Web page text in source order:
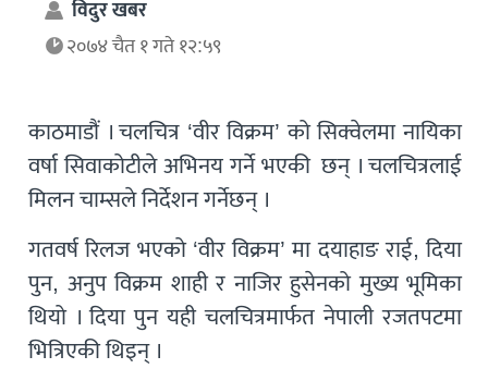
विदुर खबर
२०७४ चैत १ गते १२:५९
काठमाडौं । चलचित्र ‘वीर विक्रम’ को सिक्वेलमा नायिका
वर्षा सिवाकोटीले अभिनय गर्ने भएकी छन् । चलचित्रलाई
मिलन चाम्सले निर्देशन गर्नेछन् ।
गतवर्ष रिलज भएको ‘वीर विक्रम’ मा दयाहाङ राई, दिया
पुन, अनुप विक्रम शाही र नाजिर हुसेनको मुख्य भूमिका
थियो । दिया पुन यही चलचित्रमार्फत नेपाली रजतपटमा
भित्रिएकी थिइन् ।